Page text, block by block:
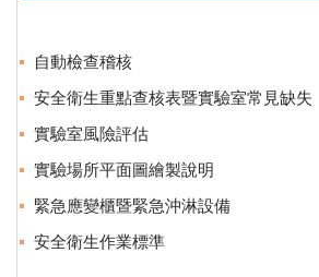
自動檢查稽核
安全衛生重點查核表暨實驗室常見缺失
實驗室風險評估
實驗場所平面圖繪製說明
緊急應變櫃暨緊急沖淋設備
安全衛生作業標準